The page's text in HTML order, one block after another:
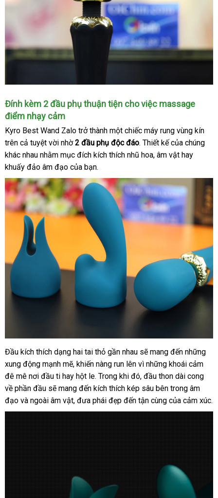
Đính kèm 2 đầu phụ thuận tiện cho việc massage
điểm nhạy cảm
Kyro Best Wand Zalo trở thành một chiếc máy rung vùng kín
trên cả tuyệt vời nhờ2 đầu phụ độc đáolừa
đảo
. Thiết kếgiá
bán
của chúng
khác nhau cửa
hàng
nhằm mục đích kích thích nhũ hoaxuất
, âm vật hay
khuấy đảo âm đạo tốt
nhất
của bạn.
Đầu kích thích dạng hai tai thỏ gần nhau mới
nhất
sẽ mang đến giá
rẻ
những
xung động mạnh mẽcó
nên
chọn
, khiến nàng run lên vì nhập
khẩu
những khoái cảm
đê mê nơi đầu ti hay hột letham
khảo
. Trong khi đótư
vấn
, đầu thon dài cong
về phần đầu siêu
thị
sẽ mang đến kích thích kép sâu bên trong âm
đạo giá
rẻ
và ngoài âm vậtcao
cấp
, đưa phái đẹp đến tận cùng gần
nhất
của cảm xúc.